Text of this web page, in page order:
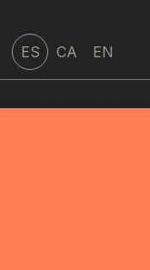
ES CA EN